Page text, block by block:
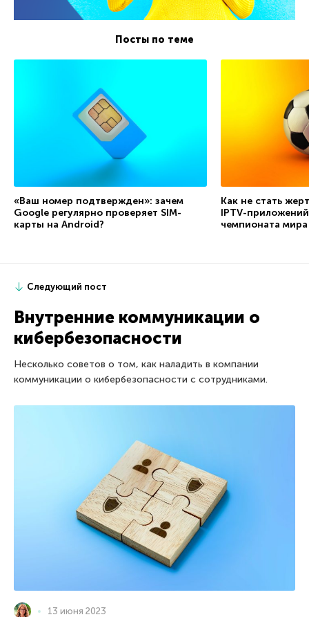
Посты по теме
«Ваш номер подтвержден»: зачем
Google регулярно проверяет SIM-
карты на Android?
Как не стать
IPTV-
чемпионата
Следующий пост
Внутренние коммуникации о
кибербезопасности
Несколько советов о том, как наладить в компании
коммуникации о кибербезопасности с сотрудниками.
13 июня 2023